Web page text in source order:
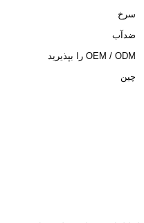
سرخ
ضدآب
OEM / ODM را بپذیرید
چين